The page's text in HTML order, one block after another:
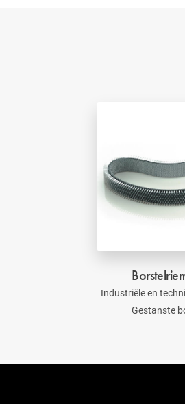
Industriële en
Gestanste